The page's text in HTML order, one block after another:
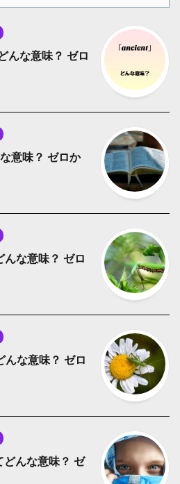
んな意味？ ゼロ
意味？ ゼロか
な意味？ ゼロ
な意味？ ゼロ
んな意味？ ゼ